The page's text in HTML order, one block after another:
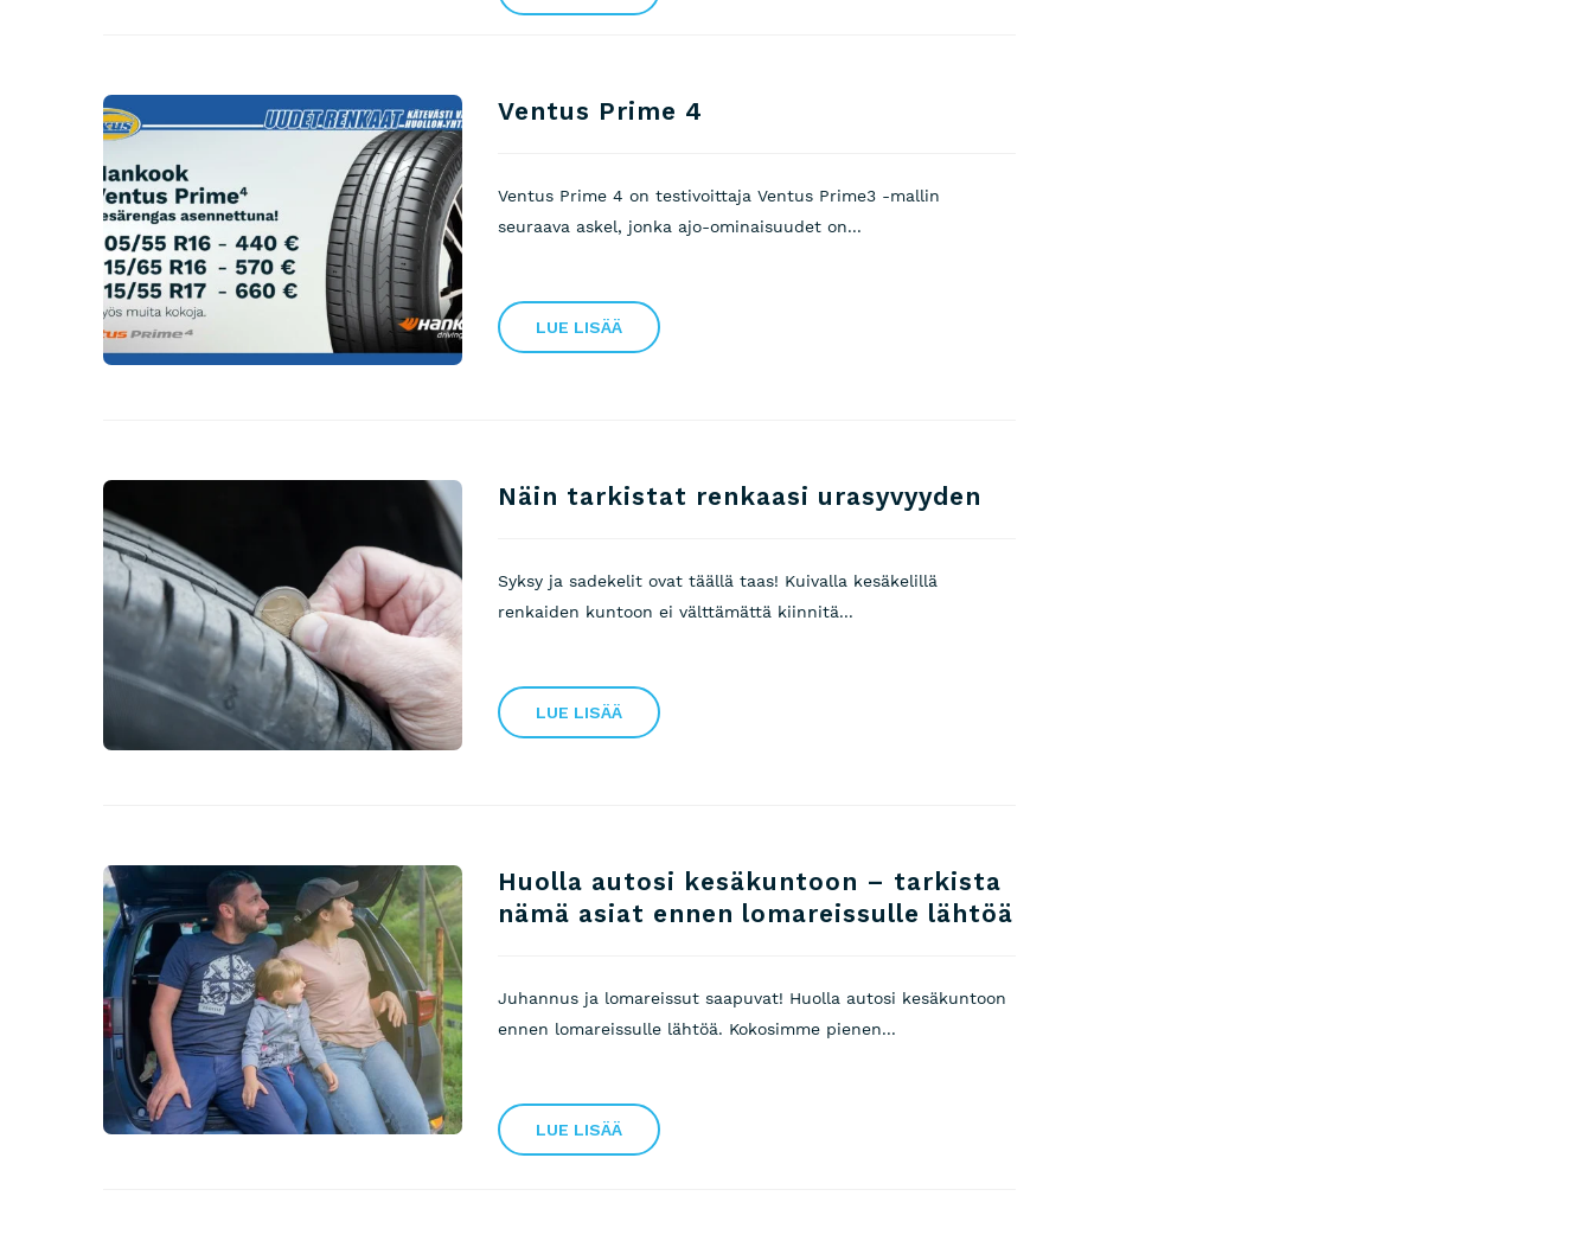
Ventus Prime 4
Ventus Prime 4 on testivoittaja Ventus Prime3 -mallin
seuraava askel, jonka ajo-ominaisuudet on...
LUE LISÄÄ
Näin tarkistat renkaasi urasyvyyden
Syksy ja sadekelit ovat täällä taas! Kuivalla kesäkelillä
renkaiden kuntoon ei välttämättä kiinnitä...
LUE LISÄÄ
Huolla autosi kesäkuntoon – tarkista
nämä asiat ennen lomareissulle lähtöä
Juhannus ja lomareissut saapuvat! Huolla autosi kesäkuntoon
ennen lomareissulle lähtöä. Kokosimme pienen...
LUE LISÄÄ